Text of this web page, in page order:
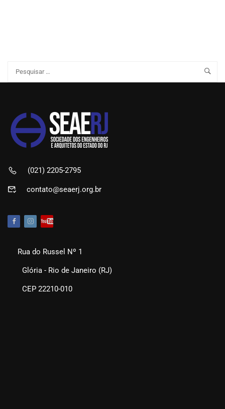
(021) 2205-2795
contato@seaerj.org.br
Rua do Russel Nº 1
Glória - Rio de Janeiro (RJ)
CEP 22210-010